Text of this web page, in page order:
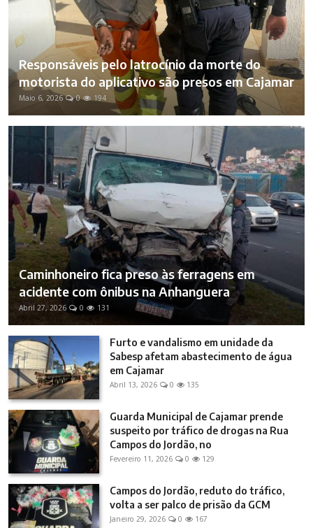
Responsáveis pelo latrocínio da morte do
motorista do aplicativo são presos em Cajamar
Maio 6, 2026 0 194
Caminhoneiro fica preso às ferragens em
acidente com ônibus na Anhanguera
Abril 27, 2026 0 131
Furto e vandalismo em unidade da
Sabesp afetam abastecimento de água
em Cajamar
Abril 13, 2026 0 135
Guarda Municipal de Cajamar prende
suspeito por tráfico de drogas na Rua
Campos do Jordão, no
Fevereiro 11, 2026 0 129
Campos do Jordão, reduto do tráfico,
volta a ser palco de prisão da GCM
Janeiro 29, 2026 0 167